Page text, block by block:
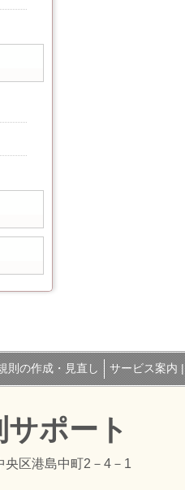
則の作成・見直し サービス案内 |
ポート
区港島中町2－4－1